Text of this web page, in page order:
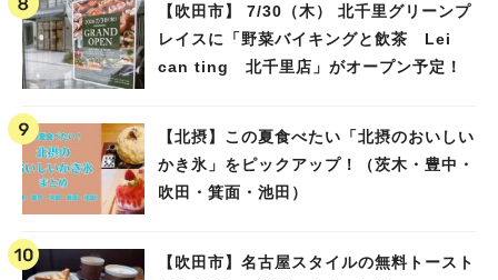
【吹田市】 7/30（木） 北千里グリーンプ
レイスに「野菜バイキングと飲茶 Lei
can ting 北千里店」がオープン予定！
【北摂】この夏食べたい「北摂のおいしい
かき氷」をピックアップ！（茨木・豊中・
吹田・箕面・池田）
【吹田市】名古屋スタイルの無料トースト